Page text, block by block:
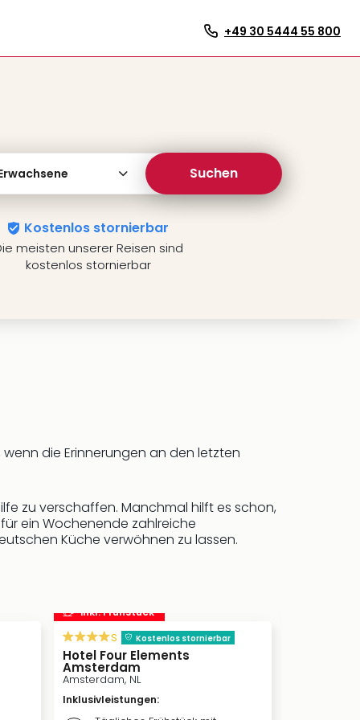
+49 30 5444 55 800
Suchen
Kostenlos stornierbar
meisten unserer Reisen sind
kostenlos stornierbar
die Erinnerungen an den letzten
zu verschaffen. Manchmal hilft es schon,
ein Wochenende zahlreiche
Küche verwöhnen zu lassen.
inkl. Frühstück
s Kostenlos stornierbar
Hotel Four Elements
Amsterdam
Amsterdam, NL
Inklusivleistungen: